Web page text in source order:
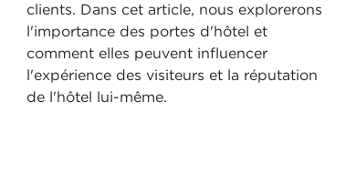
clients. Dans cet article, nous explorerons
l'importance des portes d'hôtel et
comment elles peuvent influencer
l'expérience des visiteurs et la réputation
de l'hôtel lui-même.